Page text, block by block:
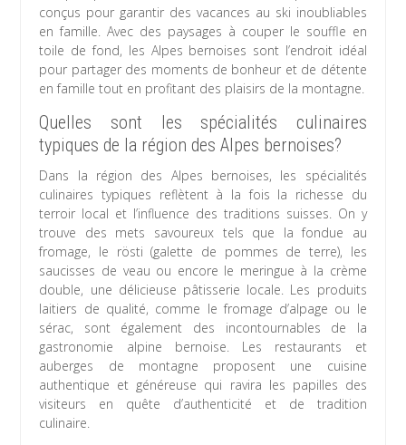
conçus pour garantir des vacances au ski inoubliables
en famille. Avec des paysages à couper le souffle en
toile de fond, les Alpes bernoises sont l’endroit idéal
pour partager des moments de bonheur et de détente
en famille tout en profitant des plaisirs de la montagne.
Quelles sont les spécialités culinaires
typiques de la région des Alpes bernoises?
Dans la région des Alpes bernoises, les spécialités
culinaires typiques reflètent à la fois la richesse du
terroir local et l’influence des traditions suisses. On y
trouve des mets savoureux tels que la fondue au
fromage, le rösti (galette de pommes de terre), les
saucisses de veau ou encore le meringue à la crème
double, une délicieuse pâtisserie locale. Les produits
laitiers de qualité, comme le fromage d’alpage ou le
sérac, sont également des incontournables de la
gastronomie alpine bernoise. Les restaurants et
auberges de montagne proposent une cuisine
authentique et généreuse qui ravira les papilles des
visiteurs en quête d’authenticité et de tradition
culinaire.